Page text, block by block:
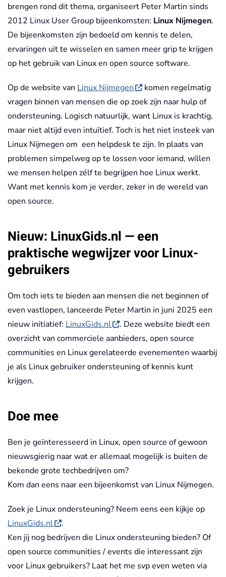
brengen rond dit thema, organiseert Peter Martin sinds
2012 Linux User Group bijeenkomsten: Linux Nijmegen.
De bijeenkomsten zijn bedoeld om kennis te delen,
ervaringen uit te wisselen en samen meer grip te krijgen
op het gebruik van Linux en open source software.
Op de website van Linux Nijmegen
komen regelmatig
vragen binnen van mensen die op zoek zijn naar hulp of
ondersteuning. Logisch natuurlijk, want Linux is krachtig,
maar niet altijd even intuïtief. Toch is het niet insteek van
Linux Nijmegen om een helpdesk te zijn. In plaats van
problemen simpelweg op te lossen voor iemand, willen
we mensen helpen zélf te begrijpen hoe Linux werkt.
Want met kennis kom je verder, zeker in de wereld van
open source.
Nieuw: LinuxGids.nl — een
praktische wegwijzer voor Linux-
gebruikers
Om toch iets te bieden aan mensen die net beginnen of
even vastlopen, lanceerde Peter Martin in juni 2025 een
nieuw initiatief: LinuxGids.nl
. Deze website biedt een
overzicht van commerciele aanbieders, open source
communities en Linux gerelateerde evenementen waarbij
je als Linux gebruiker ondersteuning of kennis kunt
krijgen.
Doe mee
Ben je geïnteresseerd in Linux, open source of gewoon
nieuwsgierig naar wat er allemaal mogelijk is buiten de
bekende grote techbedrijven om?
Kom dan eens naar een bijeenkomst van Linux Nijmegen.
Zoek je Linux ondersteuning? Neem eens een kijkje op
LinuxGids.nl
.
Ken jij nog bedrijven die Linux ondersteuning bieden? Of
open source communities / events die interessant zijn
voor Linux gebruikers? Laat het me svp even weten via